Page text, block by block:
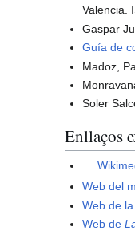
Valencia.
Gaspar
Guía de
Madoz,
Soler
Enllaços
Web del
Web de
Web de